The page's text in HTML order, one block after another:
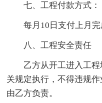
七、工程付款方式：
每月10日支付上月完
八、工程安全责任
乙方从开工进入工程
关规定执行，不得违规
由乙方负责。